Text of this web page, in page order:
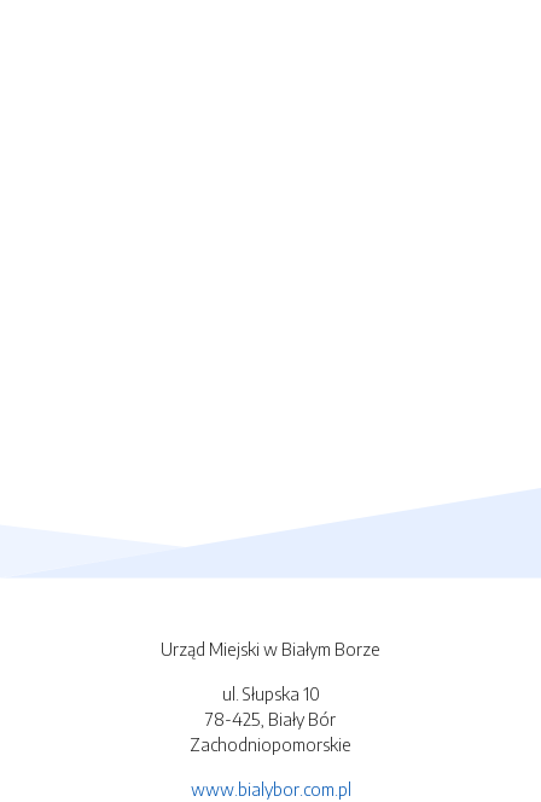
Urząd Miejski w Białym Borze
ul. Słupska 10
78-425, Biały Bór
Zachodniopomorskie
www.bialybor.com.pl